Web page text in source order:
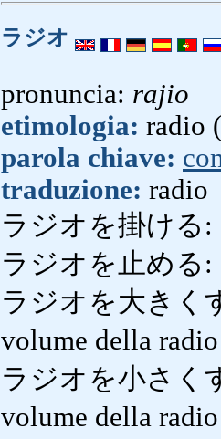
ラジオ
pronuncia: rajio
etimologia: radio
parola chiave:
traduzione: radio
ラジオを掛ける:
ラジオを止める:
ラジオを大きく
volume della
ラジオを小さく
volume della